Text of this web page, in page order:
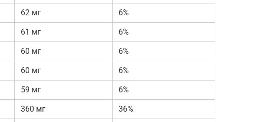
62 мг 6%
61 мг 6%
60 мг 6%
60 мг 6%
59 мг 6%
360 мг 36%